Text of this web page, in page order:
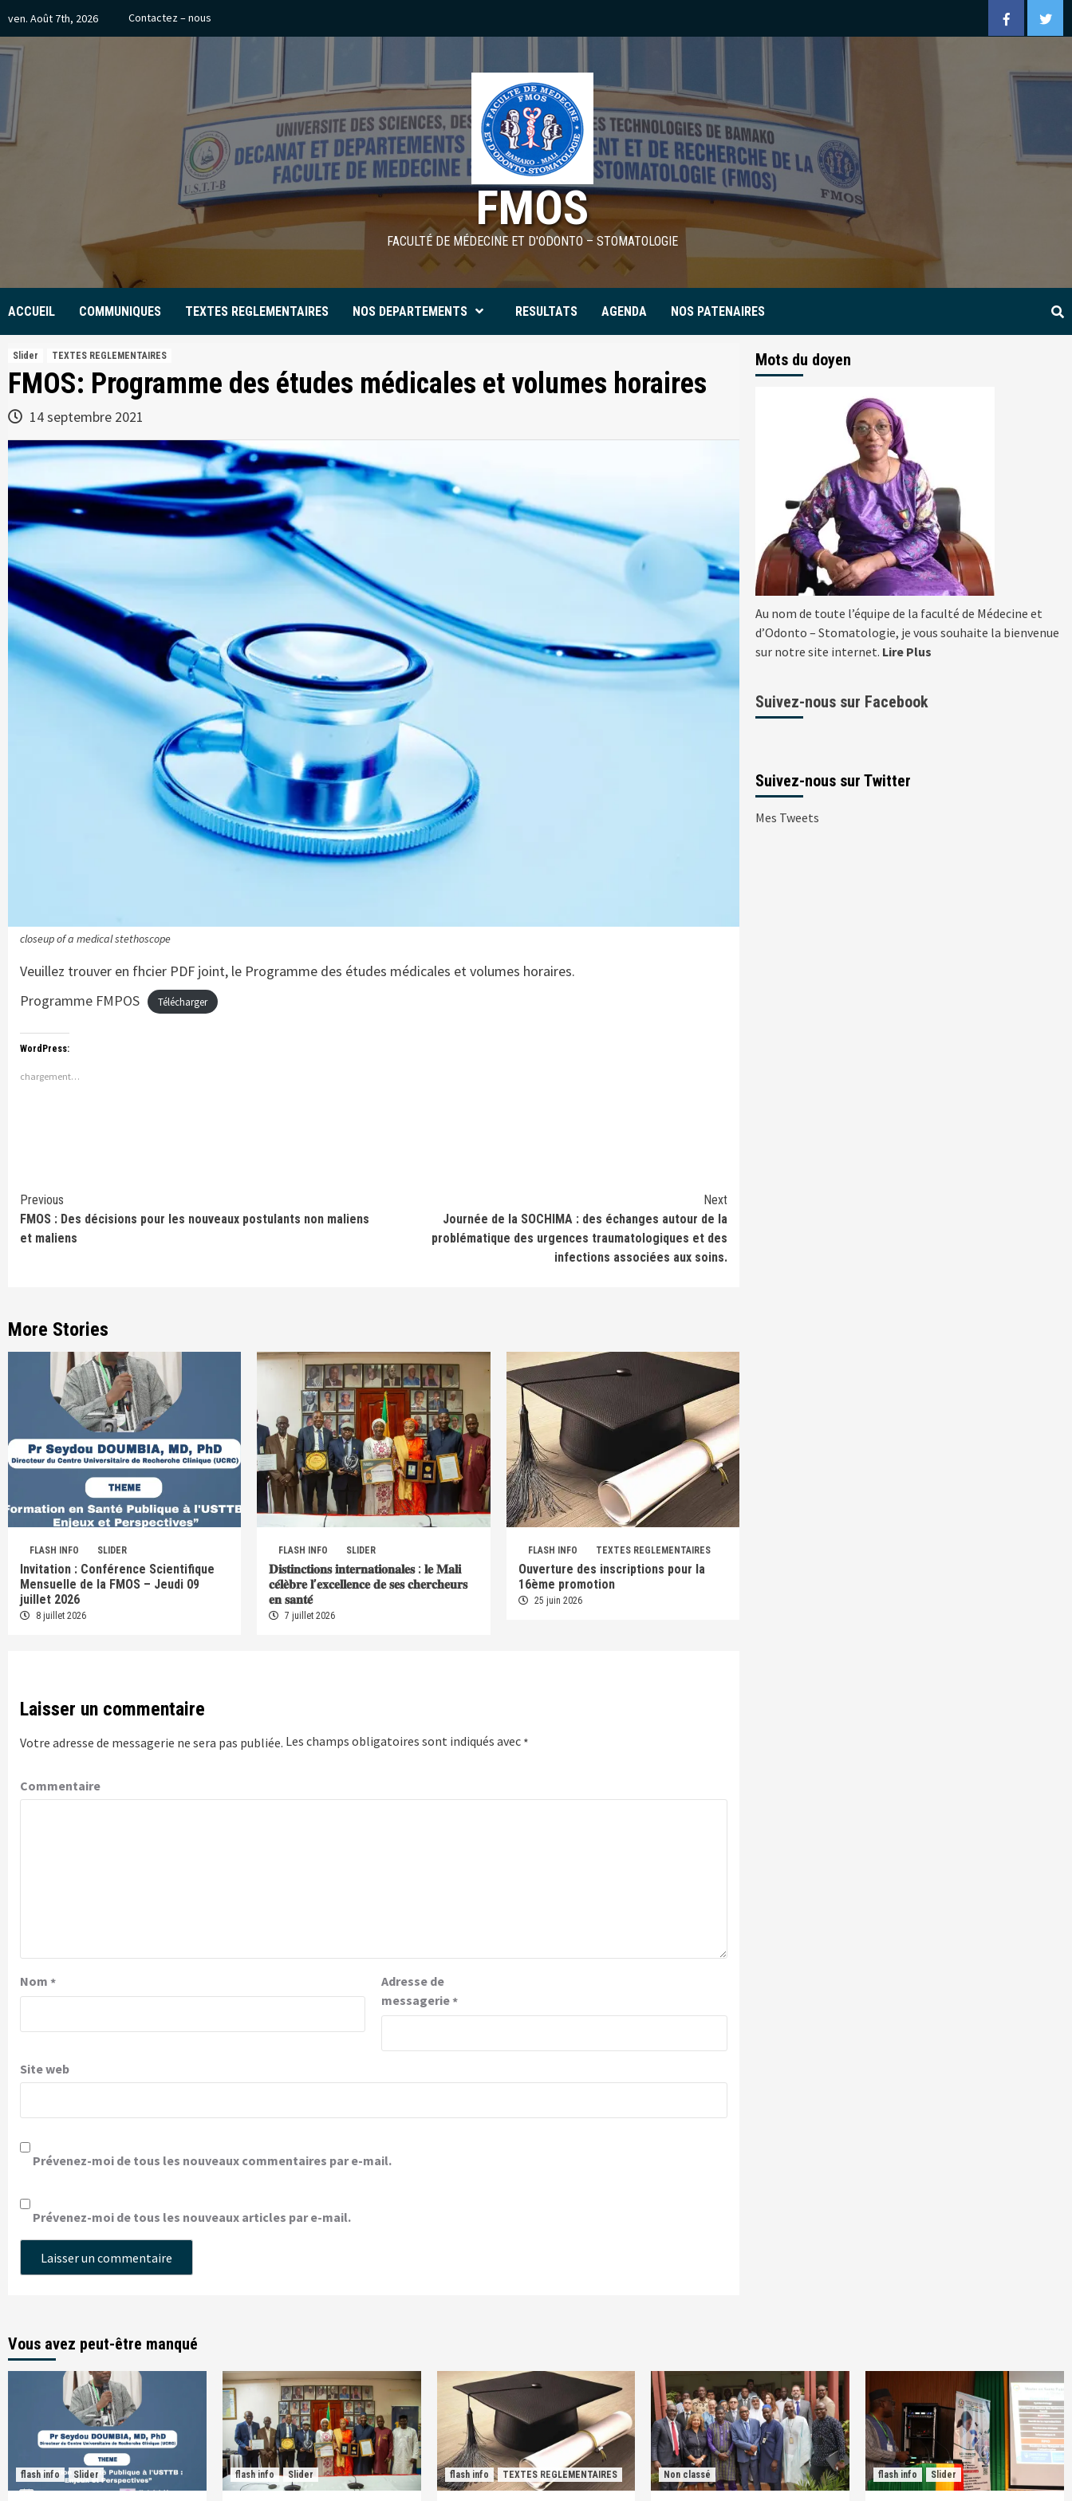
content
ven. Août 7th, 2026 Contactez – nous Facebook
FMOS
FACULTÉ DE MÉDECINE ET D'ODONTO – STOMATOLOGIE
ACCUEIL COMMUNIQUES TEXTES REGLEMENTAIRES NOS DEPARTEMENTS RESULTATS AGENDA NOS PATENAIRES
Slider TEXTES REGLEMENTAIRES
FMOS: Programme des études médicales et volumes horaires
14 septembre 2021
closeup of a medical stethoscope
Veuillez trouver en fhcier PDF joint, le Programme des études médicales et volumes horaires.
Programme FMPOS
Télécharger
WordPress:
chargement…
Continue
Reading
Previous
FMOS : Des décisions pour les nouveaux postulants non maliens
et maliens
Next
Journée de la SOCHIMA : des échanges autour de la
problématique des urgences traumatologiques et des
infections associées aux soins.
More Stories
FLASH INFO SLIDER
Invitation : Conférence Scientifique
Mensuelle de la FMOS – Jeudi 09
juillet 2026
8 juillet 2026
FLASH INFO SLIDER
𝐃𝐢𝐬𝐭𝐢𝐧𝐜𝐭𝐢𝐨𝐧𝐬 𝐢𝐧𝐭𝐞𝐫𝐧𝐚𝐭𝐢𝐨𝐧𝐚𝐥𝐞𝐬 : 𝐥𝐞 𝐌𝐚𝐥𝐢
𝐜𝐞́𝐥𝐞̀𝐛𝐫𝐞 𝐥’𝐞𝐱𝐜𝐞𝐥𝐥𝐞𝐧𝐜𝐞 𝐝𝐞 𝐬𝐞𝐬 𝐜𝐡𝐞𝐫𝐜𝐡𝐞𝐮𝐫𝐬
𝐞𝐧 𝐬𝐚𝐧𝐭𝐞́
7 juillet 2026
FLASH INFO TEXTES REGLEMENTAIRES
Ouverture des inscriptions pour la
16ème promotion
25 juin 2026
Laisser un commentaire
Votre adresse de messagerie ne sera pas publiée. Les champs obligatoires sont indiqués avec *
Commentaire
Nom *
Adresse de
messagerie*
Site web
Prévenez-moi de tous les nouveaux commentaires par e-mail.
Prévenez-moi de tous les nouveaux articles par e-mail.
Mots du doyen
Au nom de toute l’équipe de la faculté de Médecine et
d’Odonto – Stomatologie, je vous souhaite la bienvenue
sur notre site internet. Lire Plus
Suivez-nous sur Facebook
Suivez-nous sur Twitter
Mes Tweets
Vous avez peut-être manqué
flash info Slider flash info Slider flash info TEXTES REGLEMENTAIRES Non classé flash info Slider